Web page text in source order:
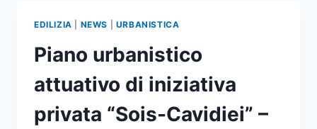
PAESAGGISTICHE
ART.
146
42/04
EDILIZIA NEWS URBANISTICA
Piano urbanistico
attuativo di iniziativa
privata “Sois-Cavidiei” –